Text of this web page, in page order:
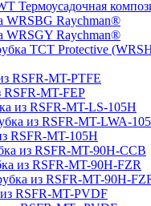
Термоусадочная
WRSBG Raychman®
WRSGY Raychman®
TCT Protective
RSFR-MT-PTFE
RSFR-MT-FEP
из RSFR-MT-LS-105H
из RSFR-MT-LWA-
RSFR-MT-105H
из RSFR-MT-90H-CCB
из RSFR-MT-90H-FZR
из RSFR-MT-90H-
RSFR-MT-PVDF